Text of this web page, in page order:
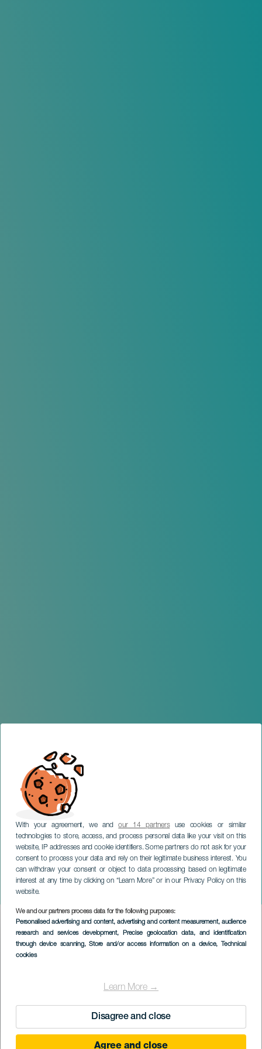
With your agreement, we andour 14 partnersuse cookies or similar
technologies to store, access, and process personal data like your visit on this
website, IP addresses and cookie identifiers. Some partners do not ask for your
consent to process your data and rely on their legitimate business interest. You
can withdraw your consent or object to data processing based on legitimate
interest at any time by clicking on “Learn More” or in our Privacy Policy on this
website.
We and our partners process data for the following purposes:
Personalised advertising and content, advertising and content measurement, audience
research and services development, Precise geolocation data, and identification
through device scanning, Store and/or access information on a device, Technical
cookies
Learn More →
Disagree and close
Agree and close
Échos d'hiver
TENERIFE
Imagen
Listado